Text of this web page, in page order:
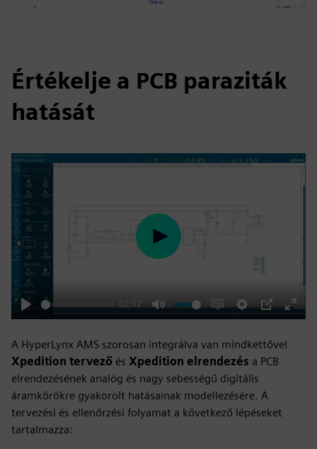
Értékelje a PCB paraziták
hatását
Play
02:17
Mute
Enable
captions
Settings
PIP
Enter
Play
A HyperLynx AMS szorosan integrálva van mindkettővel
Xpedition tervező és Xpedition elrendezés a PCB
elrendezésének analóg és nagy sebességű digitális
áramkörökre gyakorolt hatásainak modellezésére. A
tervezési és ellenőrzési folyamat a következő lépéseket
tartalmazza: